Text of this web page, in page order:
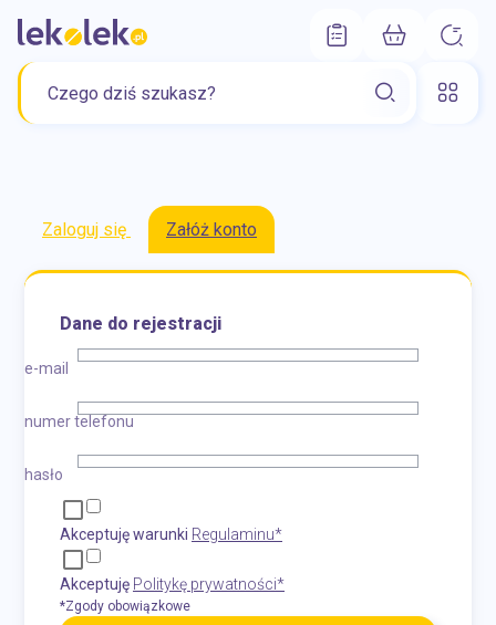
Zaloguj się Załóż konto
Dane do rejestracji
e-mail
numer telefonu
hasło
Akceptuję warunki Regulaminu*
Akceptuję Politykę prywatności*
*Zgody obowiązkowe